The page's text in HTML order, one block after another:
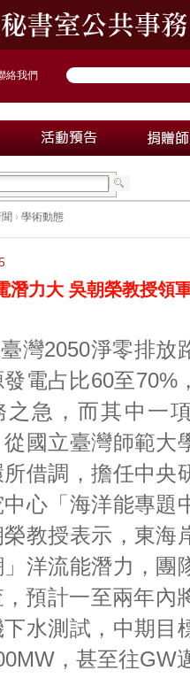
絡我們
› 學術動態
潛力大 吳朝榮教授領
灣2050淨零排放
電占比60至70%
之急，而其中一
國立臺灣師範大
所借調，擔任中央
心「海洋能專題
教授表示，東海
」洋流能潛力，團
預計一至兩年內
水測試，中期目
，甚至往GW